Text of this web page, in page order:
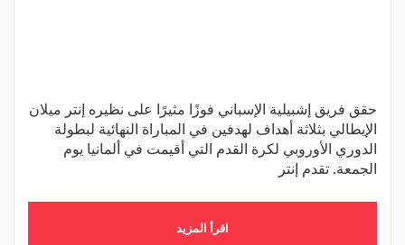
حقق فريق إشبيلية الإسباني فوزًا مثيرًا على نظيره إنتر ميلان
الإيطالي بثلاثة أهداف لهدفين في المباراة النهائية لبطولة
الدوري الأوروبي لكرة القدم التي أقيمت في ألمانيا يوم
الجمعة. تقدم إنتر
اقرأ المزيد